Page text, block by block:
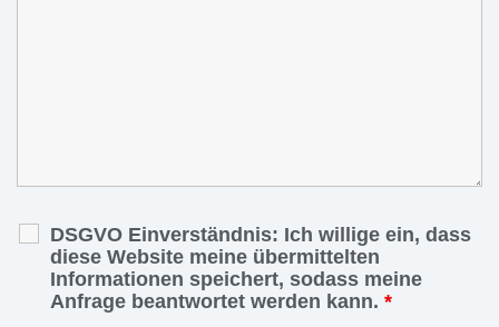
DSGVO Einverständnis: Ich willige ein, dass
diese Website meine übermittelten
Informationen speichert, sodass meine
Anfrage beantwortet werden kann. *